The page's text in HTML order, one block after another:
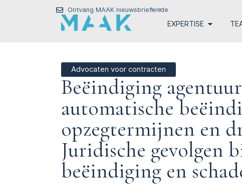
Ontvang MAAK nieuwsbriefende
EXPERTISE
Advocaten voor contracten
Beëindiging
automatische
opzegtermijnen en
Juridische gevolgen
beëindiging en